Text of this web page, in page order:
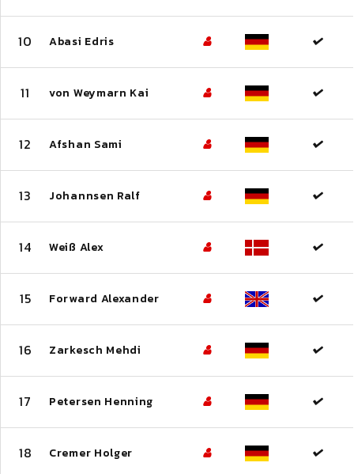
10 Abasi Edris
11 von Weymarn Kai
12 Afshan Sami
13 Johannsen Ralf
14 Weiß Alex
15 Forward Alexander
16 Zarkesch Mehdi
17 Petersen Henning
18 Cremer Holger